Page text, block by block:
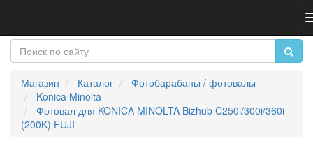
Магазин Каталог
Фотобарабаны / фотовалы
Konica Minolta
Фотовал для KONICA MINOLTA Bizhub C250i/300i/360i
(200K) FUJI